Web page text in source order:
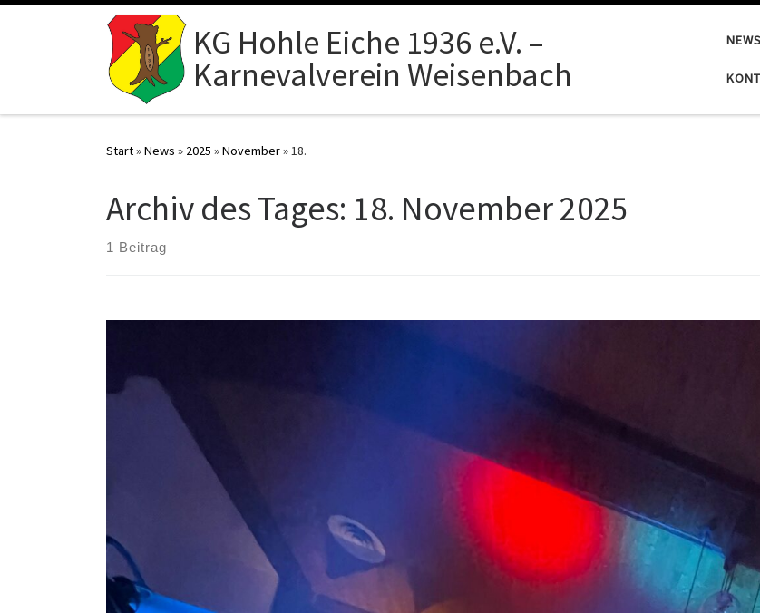
Zum Inhalt springen
KG Hohle Eiche 1936 e.V. –
Karnevalverein Weisenbach
NEWS
Start»News » 2025 »November»18.
Archiv des Tages: 18. November 2025
1 Beitrag